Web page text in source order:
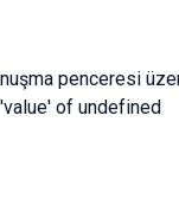
penceresi
of undefined